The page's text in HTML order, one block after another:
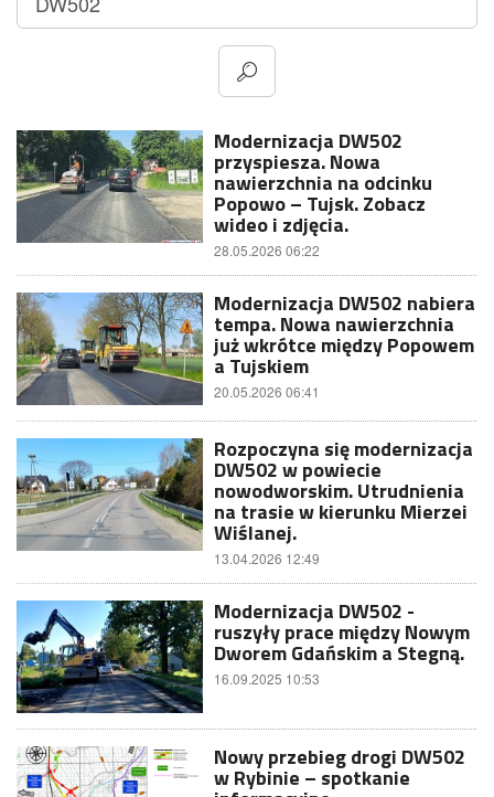
Modernizacja DW502
przyspiesza. Nowa
nawierzchnia na odcinku
Popowo – Tujsk. Zobacz
wideo i zdjęcia.
28.05.2026 06:22
Modernizacja DW502 nabiera
tempa. Nowa nawierzchnia
już wkrótce między Popowem
a Tujskiem
20.05.2026 06:41
Rozpoczyna się modernizacja
DW502 w powiecie
nowodworskim. Utrudnienia
na trasie w kierunku Mierzei
Wiślanej.
13.04.2026 12:49
Modernizacja DW502 -
ruszyły prace między Nowym
Dworem Gdańskim a Stegną.
16.09.2025 10:53
Nowy przebieg drogi DW502
w Rybinie – spotkanie